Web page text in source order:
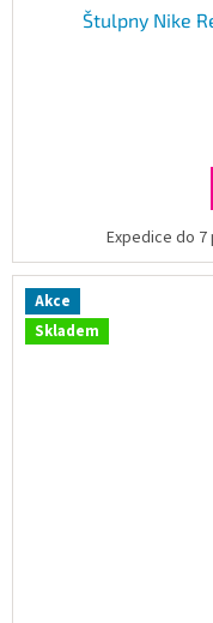
Štulpny Nike
Expedice do
Akce
Skladem